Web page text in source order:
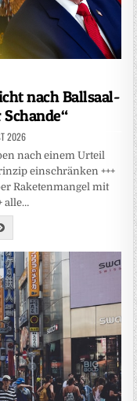
nach Ballsaal-
2026
nach einem Urteil
einschränken +++
Raketenmangel mit
alle…